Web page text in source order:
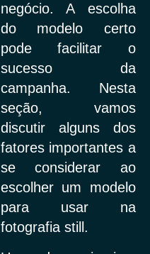
negócio. A escolha
do modelo certo
pode facilitar o
sucesso da
campanha. Nesta
seção, vamos
discutir alguns dos
fatores importantes a
se considerar ao
escolher um modelo
para usar na
fotografia still.